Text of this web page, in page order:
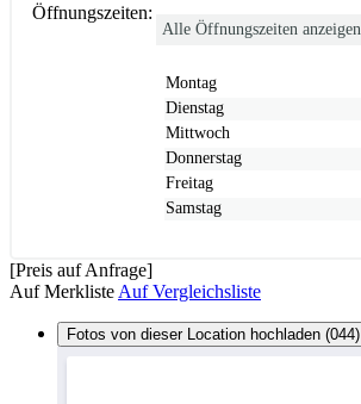
Öffnungszeiten:
Alle Öffnungszeiten anzeigen
Montag
Dienstag
Mittwoch
Donnerstag
Freitag
Samstag
[Preis auf Anfrage]
Auf Merkliste Auf Vergleichsliste
Fotos von dieser Location hochladen (044)